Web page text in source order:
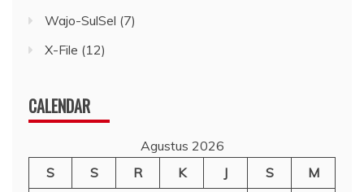
Wajo-SulSel (7)
X-File (12)
CALENDAR
Agustus 2026
S
S R K J S
M